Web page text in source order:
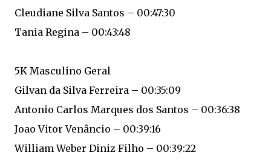
Cleudiane Silva Santos – 00:47:30
Tania Regina – 00:43:48
5K Masculino Geral
Gilvan da Silva Ferreira – 00:35:09
Antonio Carlos Marques dos Santos – 00:36:38
Joao Vitor Venâncio – 00:39:16
William Weber Diniz Filho – 00:39:22